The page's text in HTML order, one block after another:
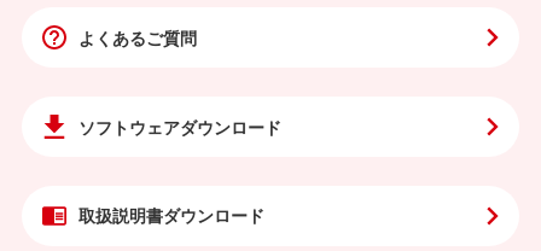
よくあるご質問
ソフトウェアダウンロード
取扱説明書ダウンロード